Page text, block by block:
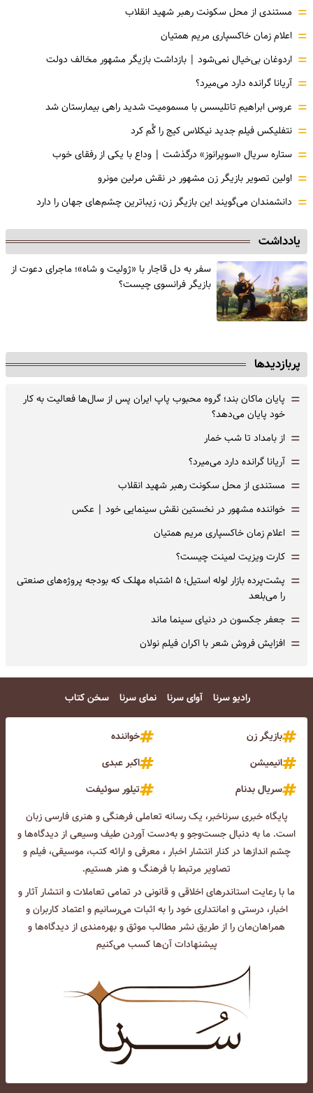
= مستندی از محل سکونت رهبر شهید انقلاب
= اعلام زمان خاکسپاری مریم همتیان
= اردوغان بی‌خیال نمی‌شود | بازداشت بازیگر مشهور مخالف دولت
= آریانا گرانده دارد می‌میرد؟
= عروس ابراهیم تاتلیسس با مسمومیت شدید راهی بیمارستان شد
= نتفلیکس فیلم جدید نیکلاس کیج را گُم کرد
= ستاره سریال «سوپرانوز» درگذشت | وداع با یکی از رفقای خوب
= اولین تصویر بازیگر زن مشهور در نقش مرلین مونرو
= دانشمندان می‌گویند این بازیگر زن، زیباترین چشم‌های جهان را دارد
یادداشت
سفر به دل قاجار با «ژولیت و شاه»؛ ماجرای دعوت از
‌بازیگر فرانسوی چیست؟
پربازدیدها
= پایان ماکان بند؛ گروه محبوب پاپ ایران پس از سال‌ها فعالیت به کار
خود پایان می‌دهد؟
= از بامداد تا شب خمار
= آریانا گرانده دارد می‌میرد؟
= مستندی از محل سکونت رهبر شهید انقلاب
= خواننده مشهور در نخستین نقش سینمایی خود |‌ عکس
= اعلام زمان خاکسپاری مریم همتیان
= کارت ویزیت لمینت چیست؟
=
پشت‌پرده بازار لوله استیل؛ ۵ اشتباه مهلک که بودجه پروژه‌های صنعتی
را می‌بلعد
= جعفر جکسون در دنیای سینما ماند
= افزایش فروش شعر با اکران فیلم نولان
رادیو سرنا آوای سرنا نمای سرنا سخن کتاب
بازیگر زن
خواننده
انیمیشن
اکبر عبدی
سریال بدنام
تیلور سوئیفت
پایگاه خبری سرناخبر، یک رسانه تعاملی فرهنگی و هنری فارسی زبان
است. ما به دنبال جست‌و‌جو و به‌دست آوردن طیف وسیعی از دیدگاه‌ها و
چشم انداز‌ها در کنار انتشار اخبار ، معرفی و ارائه کتب، موسیقی، فیلم و
تصاویر مرتبط با فرهنگ و هنر هستیم.
ما با رعایت استاندرهای اخلاقی و قانونی در تمامی تعاملات و انتشار آثار و
اخبار، درستی و امانتداری خود را به اثبات می‌رسانیم و اعتماد کاربران و
همراهان‌مان را از طریق نشر مطالب موثق و بهره‌مندی از دیدگاه‌ها و
پیشنهادات آن‌ها کسب می‌کنیم